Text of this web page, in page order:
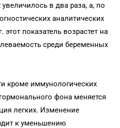
в два раза, а, по
аналитических
этот показатель возрастет на
среди беременных
кроме иммунологических
фона меняется
легких. Изменение
к уменьшению